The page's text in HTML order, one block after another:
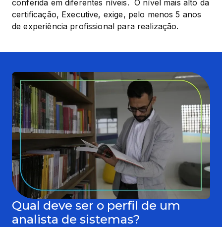
conferida em diferentes níveis.  O nível mais alto da
certificação, Executive, exige, pelo menos 5 anos
de experiência profissional para realização.
Qual deve ser o perfil de um
analista de sistemas?